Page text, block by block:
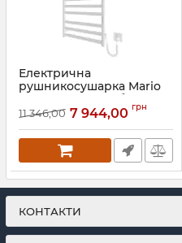
Електрична
рушникосушарка Mario
HF York 770х530 білий
мат
Артикул:6.1.0501.06.WM
11 346,00 7 944,00 грн
КОНТАКТИ